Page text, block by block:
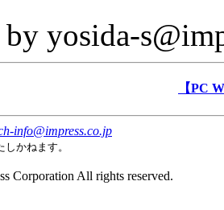
by yosida-
【PC
info@impress.co.jp
かねます。
Corporation All rights reserved.